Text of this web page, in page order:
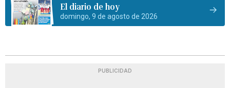
El diario de hoy
domingo, 9 de agosto de 2026
PUBLICIDAD